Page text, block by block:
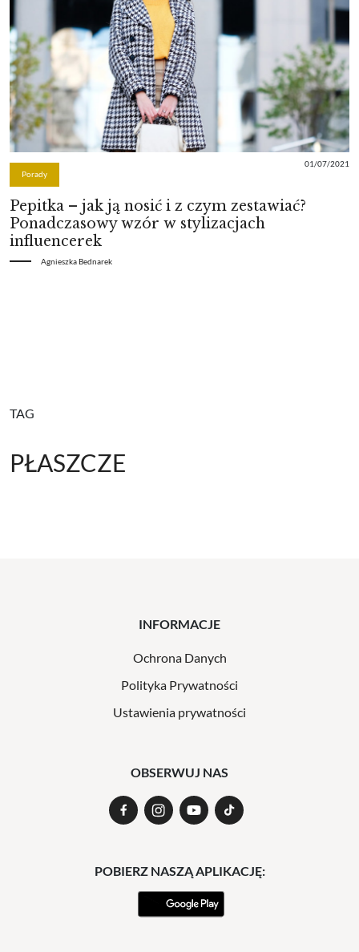
Porady
01/07/2021
Pepitka – jak ją nosić i z czym zestawiać?
Ponadczasowy wzór w stylizacjach
influencerek
Agnieszka Bednarek
TAG
PŁASZCZE
INFORMACJE
Ochrona Danych
Polityka Prywatności
Ustawienia prywatności
OBSERWUJ NAS
POBIERZ NASZĄ APLIKACJĘ: